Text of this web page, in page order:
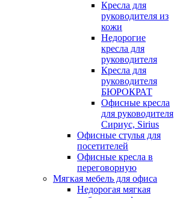
Кресла для
руководителя из
кожи
Недорогие
кресла для
руководителя
Кресла для
руководителя
БЮРОКРАТ
Офисные кресла
для руководителя
Сириус, Sirius
Офисные стулья для
посетителей
Офисные кресла в
переговорную
Мягкая мебель для офиса
Недорогая мягкая